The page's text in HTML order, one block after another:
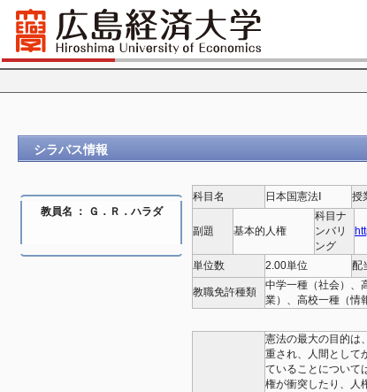
シラバス情報
教員名 ： Ｇ．Ｒ．ハラダ
科目名 日本国憲法Ⅰ 授
副題 基本的人権
科目ナ
ンバリ
ング
単位数 2.00単位 配
教職免許種類
中学一種（社会）、
業）、高校一種（情
憲法の最大の目的は
重され、人間として
ていることについて
権が衝突したり、人